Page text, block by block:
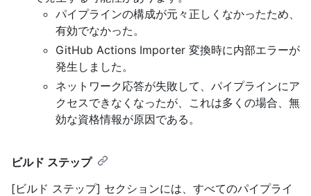
パイプラインの構成が元々正しくなかったため、
有効でなかった。
GitHub Actions Importer 変換時に内部エラーが
発生しました。
ネットワーク応答が失敗して、パイプラインにア
クセスできなくなったが、これは多くの場合、無
効な資格情報が原因である。
ビルド ステップ
[ビルド ステップ] セクションには、すべてのパイプライ